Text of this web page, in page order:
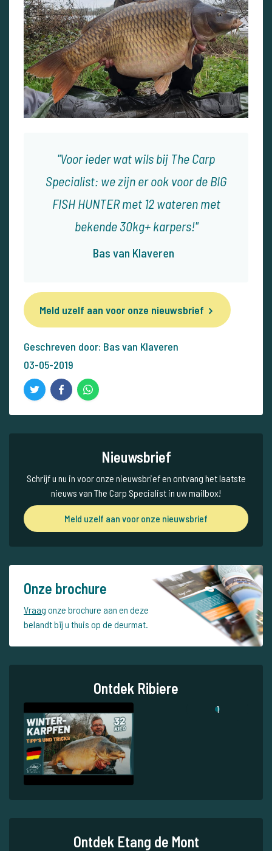
Voor ieder wat wils bij The Carp
Specialist: we zijn er ook voor de BIG
FISH HUNTER met 12 wateren met
bekende 30kg+ karpers!
Bas van Klaveren
Meld uzelf aan voor onze nieuwsbrief
Geschreven door: Bas van Klaveren
03-05-2019
Nieuwsbrief
Schrijf u nu in voor onze nieuwsbrief en ontvang het laatste
nieuws van The Carp Specialist in uw mailbox!
Meld uzelf aan voor onze nieuwsbrief
Onze brochure
Vraag onze brochure aan en deze
belandt bij u thuis op de deurmat.
Ontdek Ribiere
1
Ontdek Etang de Mont